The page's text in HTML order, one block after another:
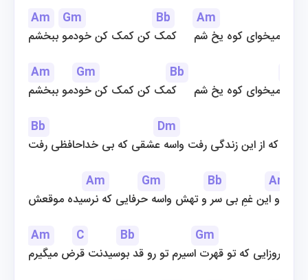
Am
Gm Bb
Am
میخوای کوه یخ شم     کمک کن کمک کن خودمو ببخشم
Am
Gm Bb
میخوای کوه یخ شم     کمک کن کمک کن خودمو ببخشم
Bb
Dm
که از این زندگی رفت واسه عشقی که بی خداحافظی رفت
Am
Gm Bb
Am
و این غمِ بی سر و تهش واسه حرفایی که نرسیده موقعش
Am
C Bb
Gm
واسه روزایی که تو قهرت اسیرم تو رو قد بوسیدنت قرض میگیرم